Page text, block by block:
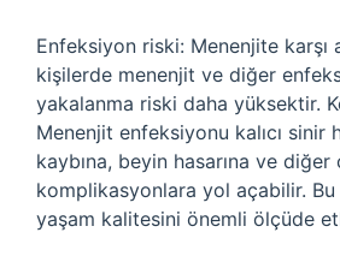
Enfeksiyon riski: Menenjite karşı
kişilerde menenjit ve diğer
yakalanma riski daha yüksektir.
Menenjit enfeksiyonu kalıcı sinir
kaybına, beyin hasarına ve diğer
komplikasyonlara yol açabilir.
yaşam kalitesini önemli ölçüde